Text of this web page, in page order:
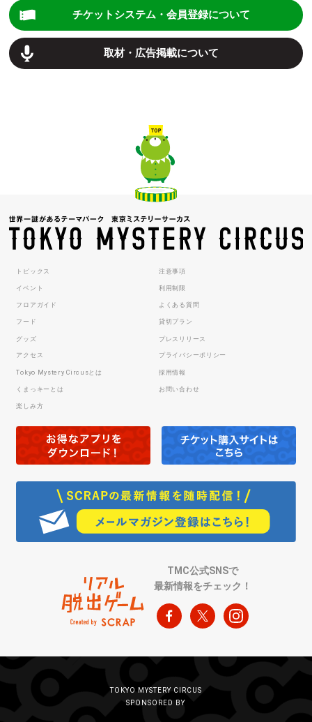
チケットシステム・会員登録について
取材・広告掲載について
トピックス
イベント
フロアガイド
フード
グッズ
アクセス
Tokyo Mystery Circusとは
くまっキーとは
楽しみ方
注意事項
利用制限
よくある質問
貸切プラン
プレスリリース
プライバシーポリシー
採用情報
お問い合わせ
TMC公式SNSで
最新情報をチェック！
TOKYO MYSTERY CIRCUS
SPONSORED BY